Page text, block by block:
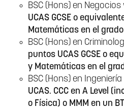
BSC (Hons) en
UCAS GCSE o
Matemáticas en el
BSC (Hons) en
puntos UCAS GCSE o
y Matemáticas en el
BSC (Hons) en
UCAS. CCC en A Level
o Física) o MMM en un